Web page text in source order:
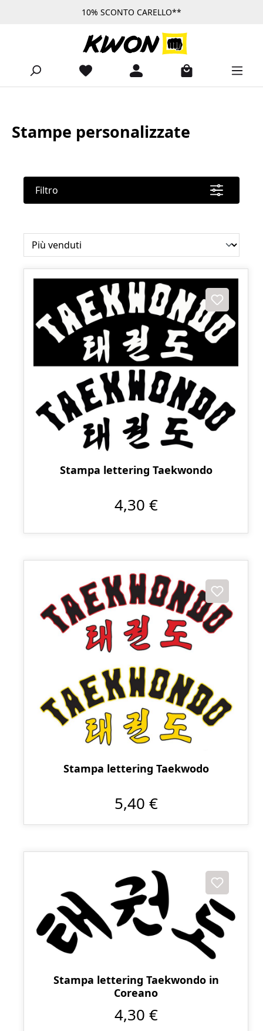
Passa al contenuto principale10% SCONTO CARELLO**
Stampe personalizzate
Filtro
Stampa lettering Taekwondo
4,30 €
Stampa lettering Taekwodo
5,40 €
Stampa lettering Taekwondo in
Coreano
4,30 €